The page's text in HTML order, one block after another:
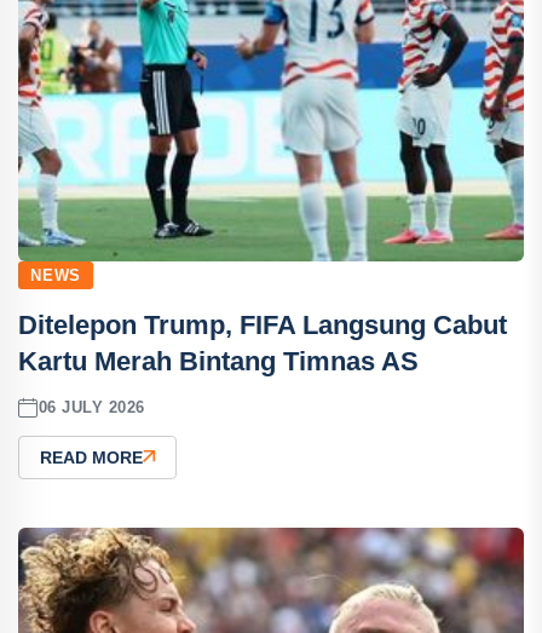
NEWS
Ditelepon Trump, FIFA Langsung Cabut
Kartu Merah Bintang Timnas AS
06 JULY 2026
READ MORE